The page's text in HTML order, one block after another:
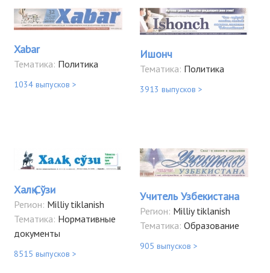
Xabar
Тематика: Политика
1034 выпусков >
Ишонч
Тематика: Политика
3913 выпусков >
Халқ Сўзи
Регион: Milliy tiklanish
Тематика: Нормативные
документы
8515 выпусков >
Учитель Узбекистана
Регион: Milliy tiklanish
Тематика: Образование
905 выпусков >